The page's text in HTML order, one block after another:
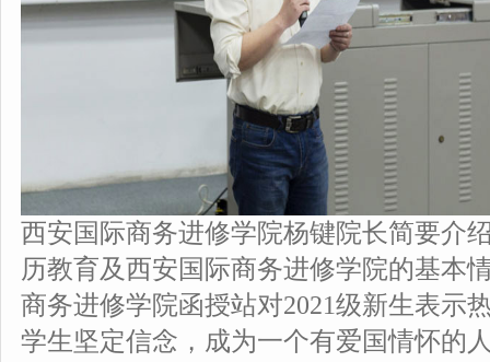
西安国际商务进修学院杨键院长简要介
历教育及西安国际商务进修学院的基本
商务进修学院函授站对2021级新生表示
学生坚定信念，成为一个有爱国情怀的